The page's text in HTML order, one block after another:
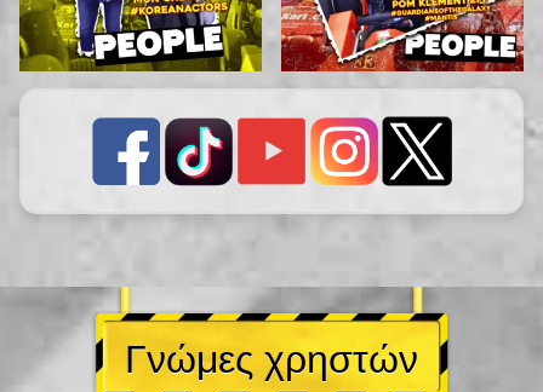
Γνώμες χρηστών